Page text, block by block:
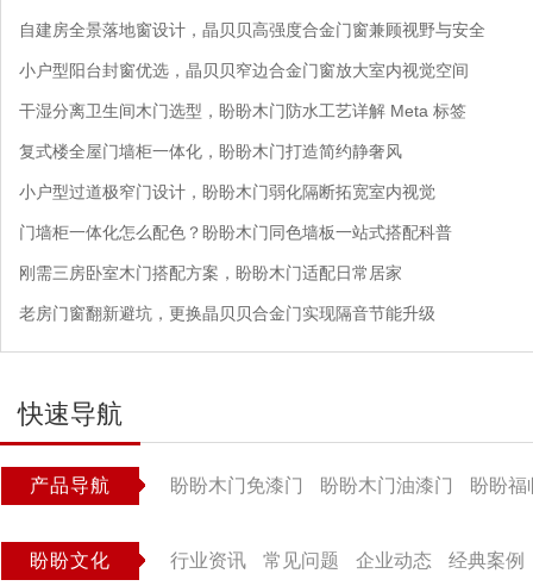
自建房全景落地窗设计，晶贝贝高强度合金门窗兼顾视野与安全
小户型阳台封窗优选，晶贝贝窄边合金门窗放大室内视觉空间
干湿分离卫生间木门选型，盼盼木门防水工艺详解 Meta 标签
复式楼全屋门墙柜一体化，盼盼木门打造简约静奢风
小户型过道极窄门设计，盼盼木门弱化隔断拓宽室内视觉
门墙柜一体化怎么配色？盼盼木门同色墙板一站式搭配科普
刚需三房卧室木门搭配方案，盼盼木门适配日常居家
老房门窗翻新避坑，更换晶贝贝合金门实现隔音节能升级
快速导航
产品导航 盼盼木门免漆门 盼盼木门油漆门 盼盼福
盼盼文化 行业资讯 常见问题 企业动态 经典案例